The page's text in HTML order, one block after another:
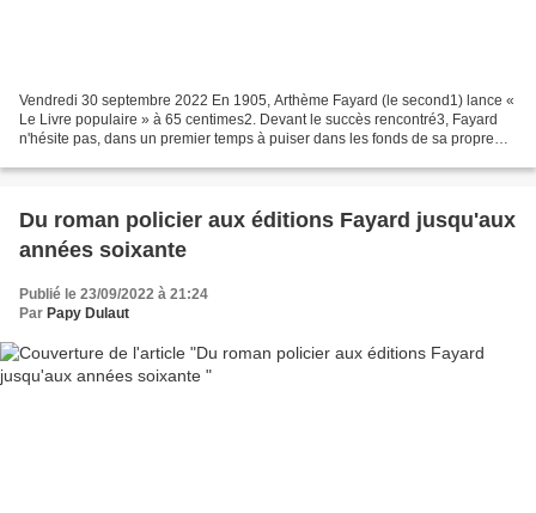
Vendredi 30 septembre 2022 En 1905, Arthème Fayard (le second1) lance «
Le Livre populaire » à 65 centimes2. Devant le succès rencontré3, Fayard
n'hésite pas, dans un premier temps à puiser dans les fonds de sa propre
Du roman policier aux éditions Fayard jusqu'aux
années soixante
Publié le 23/09/2022 à 21:24
Par Papy Dulaut